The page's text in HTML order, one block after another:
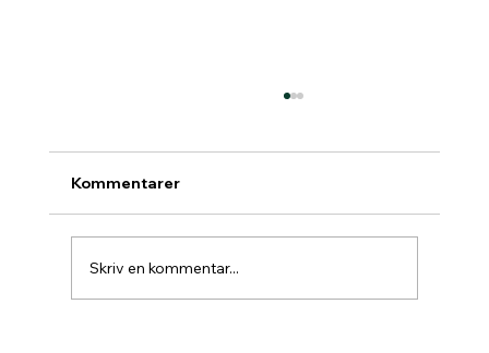
Kommentarer
Skriv en kommentar...